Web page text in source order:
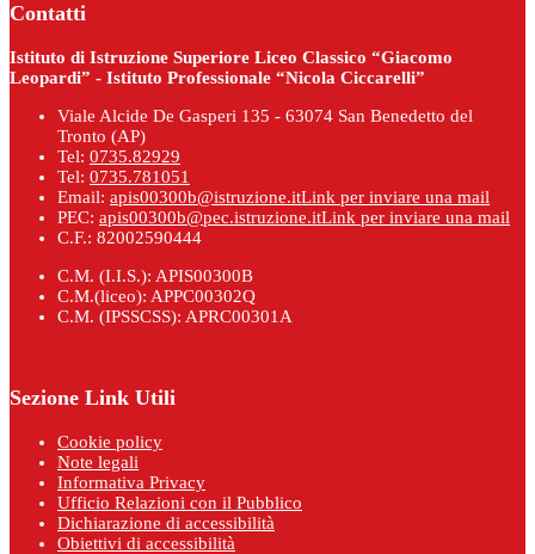
Contatti
Istituto di Istruzione Superiore Liceo Classico “Giacomo
Leopardi” - Istituto Professionale “Nicola Ciccarelli”
Viale Alcide De Gasperi 135 - 63074 San Benedetto del
Tronto (AP)
Tel: 0735.82929
Tel: 0735.781051
Email: apis00300b@istruzione.itLink per inviare una mail
PEC: apis00300b@pec.istruzione.itLink per inviare una mail
C.F.: 82002590444
C.M. (I.I.S.): APIS00300B
C.M.(liceo): APPC00302Q
C.M. (IPSSCSS): APRC00301A
Sezione Link Utili
Cookie policy
Note legali
Informativa Privacy
Ufficio Relazioni con il Pubblico
Dichiarazione di accessibilità
Obiettivi di accessibilità